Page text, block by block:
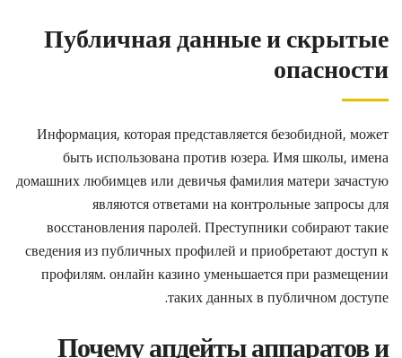
Публичная данные и скрытые
опасности
Информация, которая представляется безобидной, может
быть использована против юзера. Имя школы, имена
домашних любимцев или девичья фамилия матери зачастую
являются ответами на контрольные запросы для
восстановления паролей. Преступники собирают такие
сведения из публичных профилей и приобретают доступ к
профилям. онлайн казино уменьшается при размещении
таких данных в публичном доступе.
Почему апдейты аппаратов и